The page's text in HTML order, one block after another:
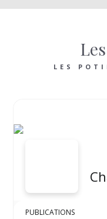
LES
PUBLICATIONS